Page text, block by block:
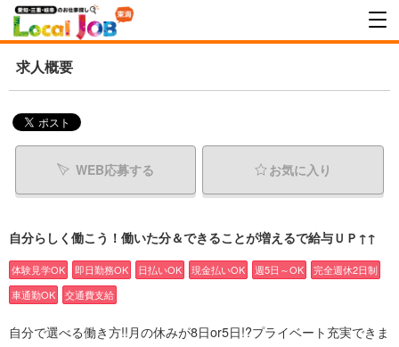
求人概要
WEB応募する お気に入り
自分らしく働こう！働いた分＆できることが増えるで給与ＵＰ↑↑
体験見学OK 即日勤務OK 日払いOK 現金払いOK 週5日～OK
完全週休2日制
車通勤OK
交通費支給
自分で選べる働き方!!月の休みが8日or5日!?プライベート充実できま